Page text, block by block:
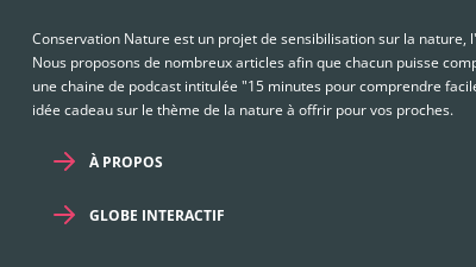
Conservation Nature est un projet de sensibilisation sur la
Nous proposons de nombreux articles afin que chacun puisse
une chaine de podcast intitulée "15 minutes pour comprendre
idée cadeau sur le thème de la nature à offrir pour vos proches.
À PROPOS
GLOBE INTERACTIF